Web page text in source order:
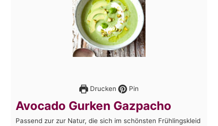
Drucken Pin
Avocado Gurken Gazpacho
Passend zur zur Natur, die sich im schönsten Frühlingskleid